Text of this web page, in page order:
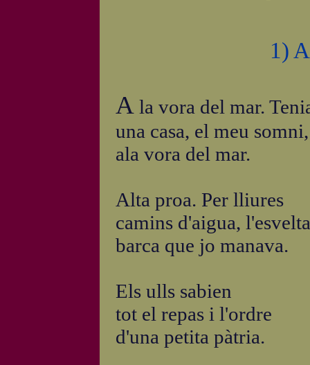
1)
A la vora del mar.
una casa, el meu somni,
ala vora del mar.
Alta proa. Per lliures
camins d'aigua, l'esvelta
barca que jo manava.
Els ulls sabien
tot el repas i l'ordre
d'una petita pàtria.